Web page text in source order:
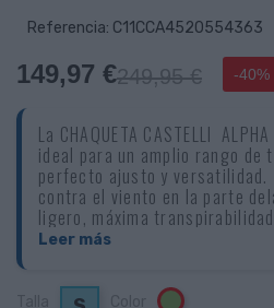
Referencia: C11CCA4520554363
149,97 €249,95 € -40%
La CHAQUETA CASTELLI
ideal para un amplio rango de
perfecto ajusto y
contra el viento en la parte
ligero, máxima
para mantener el cuerpo seco
Leer más
Verde